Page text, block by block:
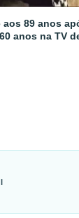
aos 89 anos
anos na TV